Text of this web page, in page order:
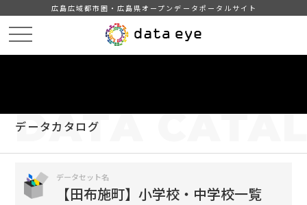
広島広域都市圏・広島県オープンデータポータルサイト
データカタログ
DATA
データセット名
【田布施町】小学校・中学校一覧